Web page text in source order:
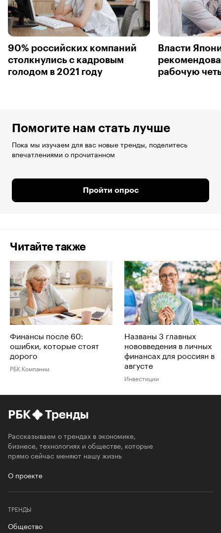
90% российских компаний
столкнулись с кадровым
голодом в 2021 году
Власти
рабочую
Помогите нам стать лучше
Пока мы изучаем для вас новые тренды, поделитесь
впечатлениями о прочитанном
Пройти опрос
Читайте также
Финансы после 60:
ошибки, которые стоят
дорого
РБК Компании
Названы 3 главных
нововведения в личных
финансах для россиян в
августе
Инвестиции
РБК Тренды
Рассказываем о трендах в экономике,
бизнесе, технологиях и обществе, которые
прямо сейчас меняют нашу жизнь
О проекте
ТРЕНДЫ
Общество